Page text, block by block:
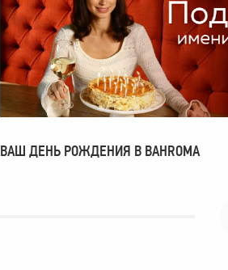
ВАШ ДЕНЬ РОЖДЕНИЯ В BAHROMA